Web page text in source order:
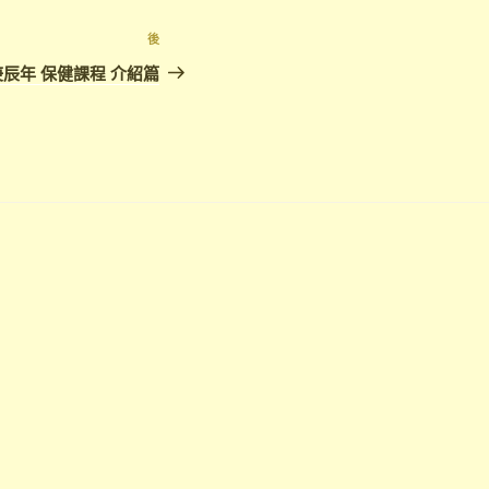
下
篇
後
辰年 保健課程 介紹篇